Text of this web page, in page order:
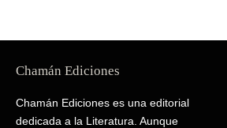
Chamán Ediciones
Chamán Ediciones es una editorial
dedicada a la Literatura. Aunque